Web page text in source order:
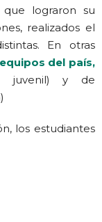
que lograron su
realizados el
En otras
del país,
juvenil) y de
los estudiantes